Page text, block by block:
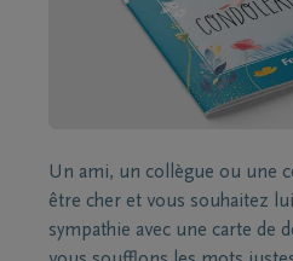
Un ami, un collègue ou une
être cher et vous souhaitez
sympathie avec une carte de